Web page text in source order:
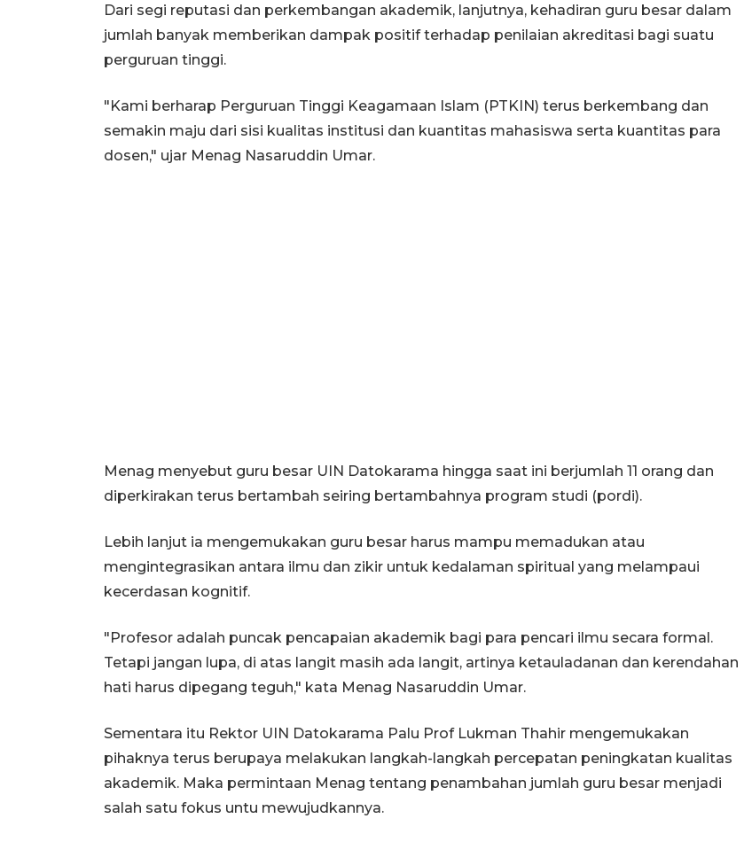
Dari segi reputasi dan perkembangan akademik, lanjutnya, kehadiran guru besar dalam
jumlah banyak memberikan dampak positif terhadap penilaian akreditasi bagi suatu
perguruan tinggi.
"Kami berharap Perguruan Tinggi Keagamaan Islam (PTKIN) terus berkembang dan
semakin maju dari sisi kualitas institusi dan kuantitas mahasiswa serta kuantitas para
dosen," ujar Menag Nasaruddin Umar.
Menag menyebut guru besar UIN Datokarama hingga saat ini berjumlah 11 orang dan
diperkirakan terus bertambah seiring bertambahnya program studi (pordi).
Lebih lanjut ia mengemukakan guru besar harus mampu memadukan atau
mengintegrasikan antara ilmu dan zikir untuk kedalaman spiritual yang melampaui
kecerdasan kognitif.
"Profesor adalah puncak pencapaian akademik bagi para pencari ilmu secara formal.
Tetapi jangan lupa, di atas langit masih ada langit, artinya ketauladanan dan kerendahan
hati harus dipegang teguh," kata Menag Nasaruddin Umar.
Sementara itu Rektor UIN Datokarama Palu Prof Lukman Thahir mengemukakan
pihaknya terus berupaya melakukan langkah-langkah percepatan peningkatan kualitas
akademik. Maka permintaan Menag tentang penambahan jumlah guru besar menjadi
salah satu fokus untu mewujudkannya.
Layanan pembuatan SIM Baru
di Satpas Polresta Palu